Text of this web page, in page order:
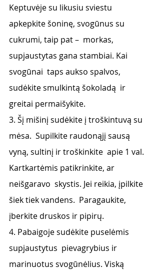
Keptuvėje su likusiu sviestu
apkepkite šoninę, svogūnus su
cukrumi, taip pat –  morkas,
supjaustytas gana stambiai. Kai
svogūnai  taps aukso spalvos,
sudėkite smulkintą šokoladą  ir
greitai permaišykite.
3. Šį mišinį sudėkite į troškintuvą su
mėsa.  Supilkite raudonąjį sausą
vyną, sultinį ir troškinkite  apie 1 val.
Kartkartėmis patikrinkite, ar
neišgaravo  skystis. Jei reikia, įpilkite
šiek tiek vandens.  Paragaukite,
įberkite druskos ir pipirų.
4. Pabaigoje sudėkite puselėmis
supjaustytus  pievagrybius ir
marinuotus svogūnėlius. Viską